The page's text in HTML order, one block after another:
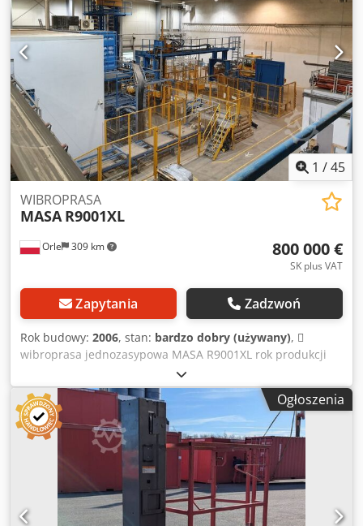
1 /45
Orle 309 km
WIBROPRASA
MASA R9001XL
800 000 €
SK plus VAT
Zapytania Zadzwoń
Rok budowy: 2006, stan: bardzo dobry (używany), 
wibroprasa jednozasypowa MASA R9001XL rok produkcji
2006  podajnik do windy spiętrzającej  winda
spiętrzająca  wózek wielowidłowy Liftmobil II  winda
rozpiętrzająca  dojrzewalnia (regały) na 4200 palet 
centrownik  podajnik do chwytaka  chwytak pakujący 
szczotka czyszcząca  olejowanie palet  obrotnica palet 
magazyn palet na 20szt.  podajnik powrotne do
wibroprasy  podajnik rolkowy dla palet gotowych 
foliarka Leng Pac  nakładanie górnej folii Leng Pan  stacja
hydrauliczna  kontener ze sterownią elektryczną 
Ogłoszenia